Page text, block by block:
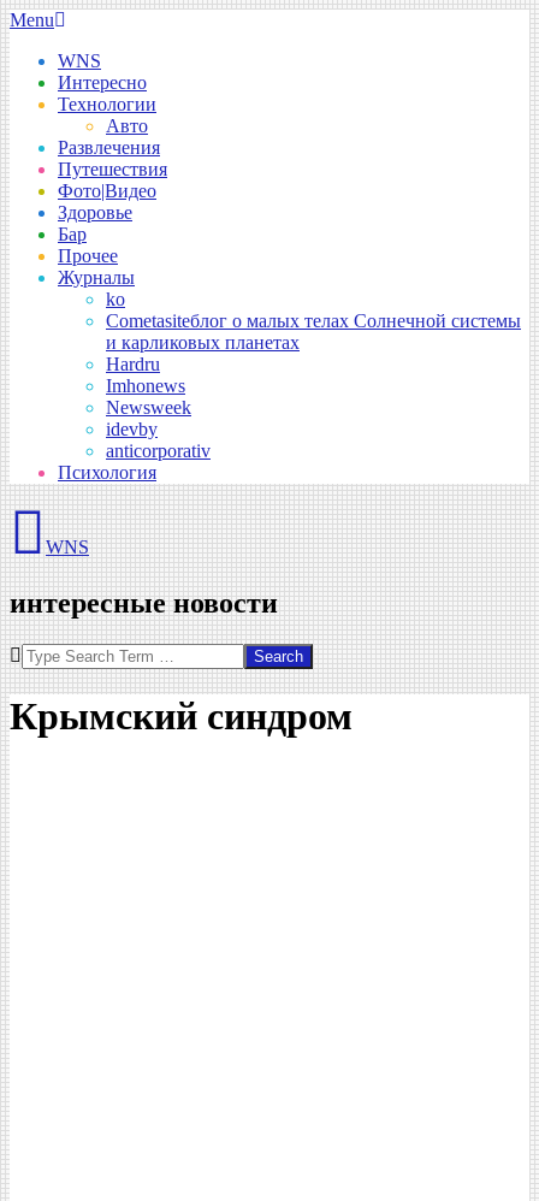
Skip
to
content
Secondary
Navigation
Menu
Menu
WNS
Интересно
Технологии
Авто
Развлечения
Путешествия
Фото|Видео
Здоровье
Бар
Прочее
Журналы
ko
Cometasiteблог о малых телах Солнечной системы
и карликовых планетах
Hardru
Imhonews
Newsweek
idevby
anticorporativ
Психология
WNS
интересные новости
Search
Крымский синдром